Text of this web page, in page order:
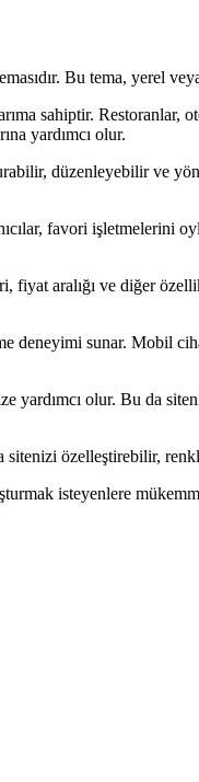
Bu tema, yerel
sahiptir. Restoranlar,
yardımcı olur.
düzenleyebilir ve
favori işletmelerini
aralığı ve diğer
sunar. Mobil
yardımcı olur. Bu da
özelleştirebilir,
isteyenlere